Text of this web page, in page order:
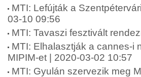
MTI: Lefújták a
03-10 09:56
MTI: Tavaszi fesztivált
MTI: Elhalasztják a cannes-i
MIPIM-et | 2020-03-02 10:57
MTI: Gyulán szervezik meg